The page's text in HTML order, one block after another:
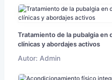
Tratamiento de la pubalgia
clínicas y abordajes activos
Autor: Admin